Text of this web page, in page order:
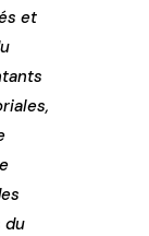
et
du